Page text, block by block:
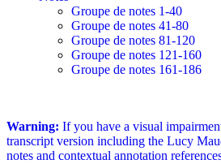
Groupe de notes 1-40
Groupe de notes 41-80
Groupe de notes 81-120
Groupe de notes 121-160
Groupe de notes 161-186
Warning: If you have a visual
transcript version including the Lucy
notes and contextual annotation